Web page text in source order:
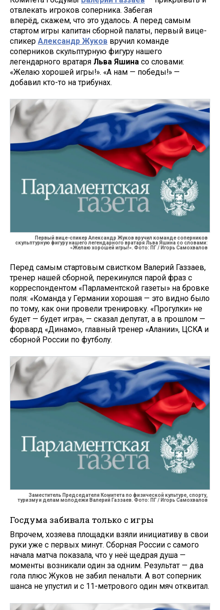
отвлекать игроков соперника. Забегая
вперёд, скажем, что это удалось. А перед самым
стартом игры капитан сборной палаты, первый вице-
спикер Александр Жуков вручил команде
соперников скульптурную фигуру нашего
легендарного вратаря Льва Яшина со словами:
«Желаю хорошей игры!». «А нам — победы!» —
добавил кто-то на трибунах.
Первый вице-спикер Александр Жуков вручил команде соперников
скульптурную фигуру нашего легендарного вратаря Льва Яшина со словами:
«Желаю хорошей игры!». Фото: ПГ / Игорь Самохвалов
Перед самым стартовым свистком Валерий Газзаев,
тренер нашей сборной, перекинулся парой фраз с
корреспондентом «Парламентской газеты» на бровке
поля: «Команда у Германии хорошая — это видно было
по тому, как они провели тренировку. «Прогулки» не
будет — будет игра», — сказал депутат, а в прошлом —
форвард «Динамо», главный тренер «Алании», ЦСКА и
сборной России по футболу.
Заместитель Председателя Комитета по физической культуре, спорту,
туризму и делам молодежи Валерий Газзаев. Фото: ПГ / Игорь Самохвалов
Госдума забивала только с игры
Впрочем, хозяева площадки взяли инициативу в свои
руки уже с первых минут. Сборная России с самого
начала матча показала, что у неё щедрая душа —
моменты возникали один за одним. Результат — два
гола плюс Жуков не забил пенальти. А вот соперник
шанса не упустил и с 11-метрового один мяч отквитал.